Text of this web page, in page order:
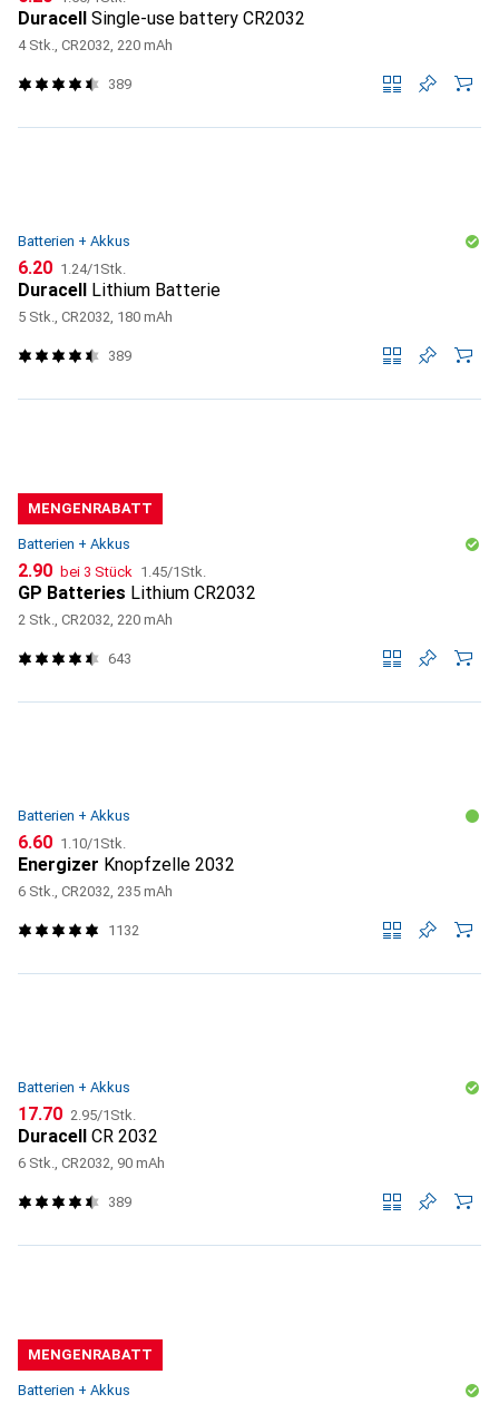
Duracell Single-use battery CR2032
4 Stk., CR2032, 220 mAh
389
Batterien + Akkus
CHF
6.20 CHF
1.24/1Stk.
Duracell Lithium Batterie
5 Stk., CR2032, 180 mAh
389
MENGENRABATT
Batterien + Akkus
CHF
2.90 bei 3 Stück CHF
1.45/1Stk.
GP Batteries Lithium CR2032
2 Stk., CR2032, 220 mAh
643
Batterien + Akkus
CHF
6.60 CHF
1.10/1Stk.
Energizer Knopfzelle 2032
6 Stk., CR2032, 235 mAh
1132
Batterien + Akkus
CHF
17.70 CHF
2.95/1Stk.
Duracell CR 2032
6 Stk., CR2032, 90 mAh
389
MENGENRABATT
Batterien + Akkus